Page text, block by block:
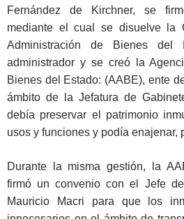
Fernández de Kirchner, se
mediante el cual se disuelve la
Administración de Bienes del
administrador y se creó la
Bienes del Estado: (AABE), ente
ámbito de la Jefatura de
debía preservar el patrimonio
usos y funciones y podía enajenar,
Durante la misma gestión, la
firmó un convenio con el Jefe
Mauricio Macri para que los